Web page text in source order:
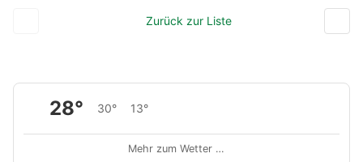
Zurück zur Liste
28° 30° 13°
Mehr zum Wetter …